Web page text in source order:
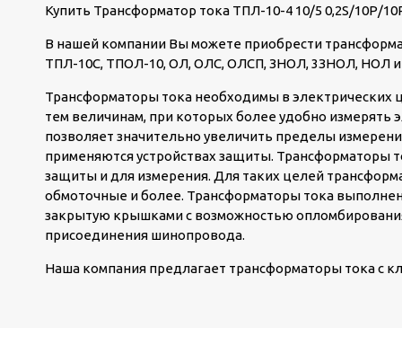
Купить Трансформатор тока ТПЛ-10-4 10/5 0,2S/10Р/
В нашей компании Вы можете приобрести
ТПЛ-10С, ТПОЛ-10, ОЛ, ОЛС, ОЛСП, ЗНОЛ, 3ЗНОЛ, НОЛ и
Трансформаторы тока необходимы в электрических
тем величинам, при которых более удобно
позволяет значительно увеличить пределы
применяются устройствах защиты. Трансформаторы
защиты и для измерения. Для таких целей
обмоточные и более. Трансформаторы тока
закрытую крышками с возможностью
присоединения шинопровода.
Наша компания предлагает трансформаторы тока с